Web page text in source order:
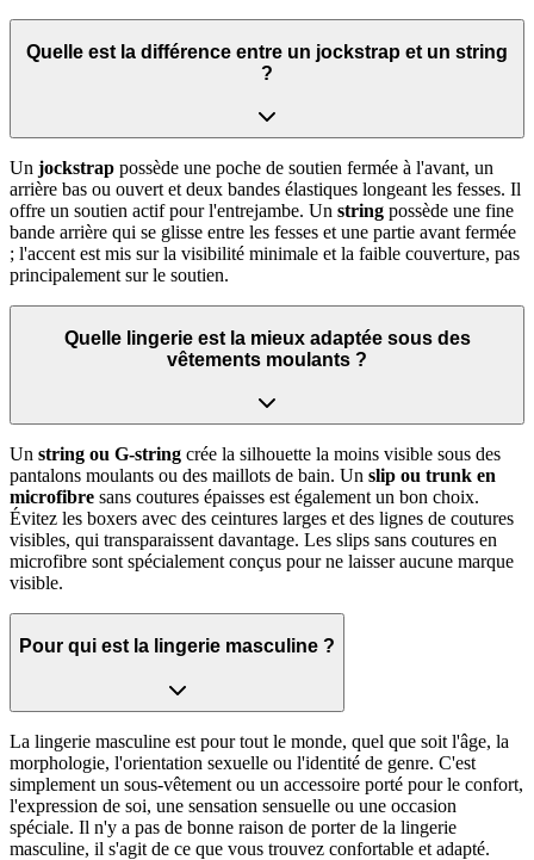
Quelle est la différence entre un jockstrap et un string
?
Un jockstrap possède une poche de soutien fermée à l'avant, un
arrière bas ou ouvert et deux bandes élastiques longeant les fesses. Il
offre un soutien actif pour l'entrejambe. Un string possède une fine
bande arrière qui se glisse entre les fesses et une partie avant fermée
; l'accent est mis sur la visibilité minimale et la faible couverture, pas
principalement sur le soutien.
Quelle lingerie est la mieux adaptée sous des
vêtements moulants ?
Un string ou G-string crée la silhouette la moins visible sous des
pantalons moulants ou des maillots de bain. Un slip ou trunk en
microfibre sans coutures épaisses est également un bon choix.
Évitez les boxers avec des ceintures larges et des lignes de coutures
visibles, qui transparaissent davantage. Les slips sans coutures en
microfibre sont spécialement conçus pour ne laisser aucune marque
visible.
Pour qui est la lingerie masculine ?
La lingerie masculine est pour tout le monde, quel que soit l'âge, la
morphologie, l'orientation sexuelle ou l'identité de genre. C'est
simplement un sous-vêtement ou un accessoire porté pour le confort,
l'expression de soi, une sensation sensuelle ou une occasion
spéciale. Il n'y a pas de bonne raison de porter de la lingerie
masculine, il s'agit de ce que vous trouvez confortable et adapté.